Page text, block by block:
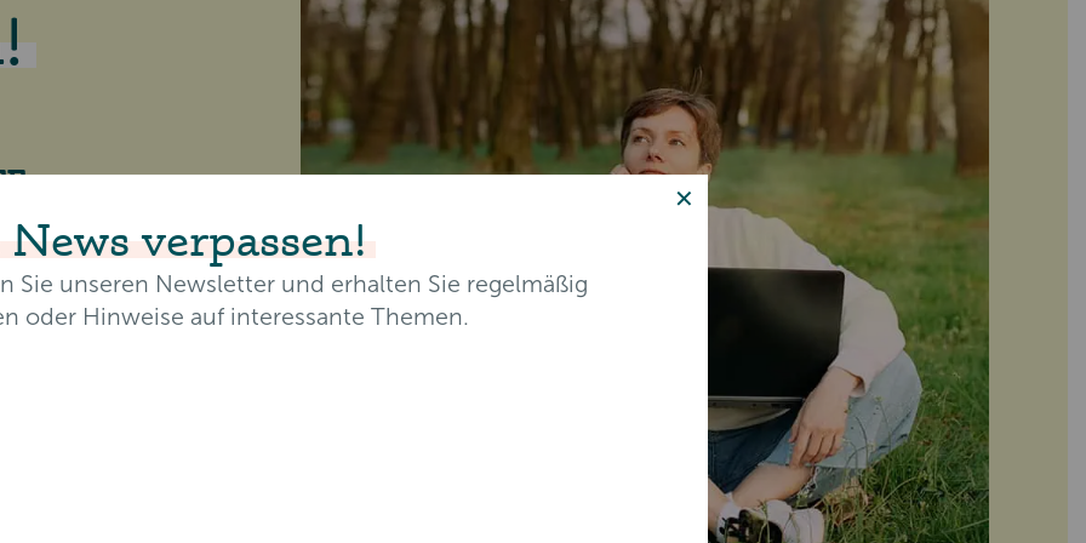
Video-
und von
mit
RbP.
✕
verpassen!
Sie unseren Newsletter und erhalten Sie regelmäßig
oder Hinweise auf interessante Themen.